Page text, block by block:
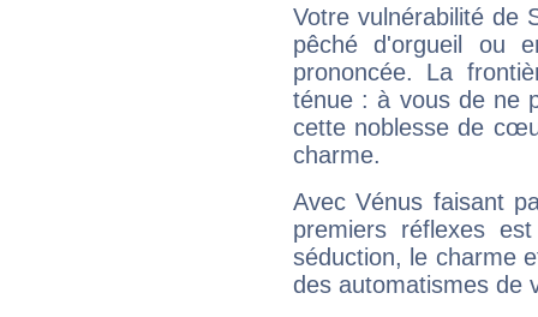
Votre vulnérabilité de
pêché d'orgueil ou
prononcée. La
ténue : à vous de ne
cette noblesse de
charme.
Avec Vénus faisant
premiers réflexes
séduction, le charme
des automatismes de